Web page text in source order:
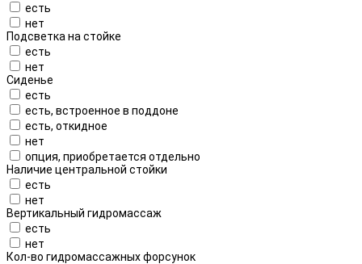
есть
нет
Подсветка на стойке
есть
нет
Сиденье
есть
есть, встроенное в поддоне
есть, откидное
нет
опция, приобретается отдельно
Наличие центральной стойки
есть
нет
Вертикальный гидромассаж
есть
нет
Кол-во гидромассажных форсунок